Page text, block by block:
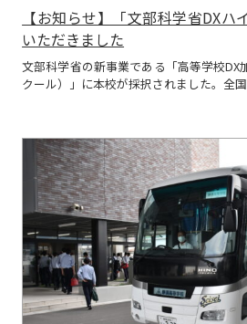
【お知らせ】「文部科学省DXハ
いただきました
文部科学省の新事業である「高等学校DX
クール）」に本校が採択されました。全